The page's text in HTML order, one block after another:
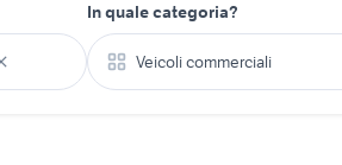
In quale categoria?
Veicoli commerciali